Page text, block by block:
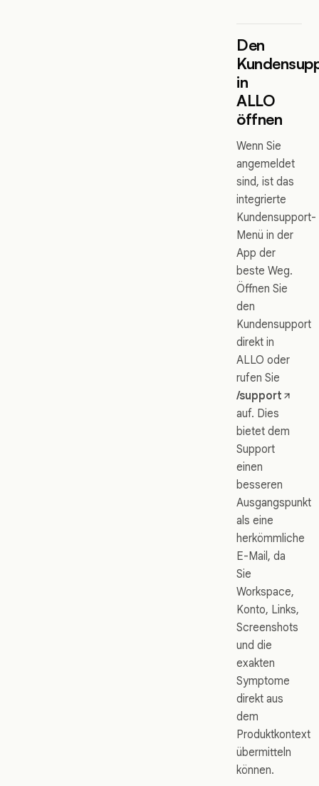
Den
in
ALLO
öffnen
Wenn Sie
angemeldet
sind, ist das
integrierte
Kundensupport-
Menü in der
App der
beste Weg.
Öffnen Sie
den
Kundensupport
direkt in
ALLO oder
rufen Sie
/support
auf. Dies
bietet dem
Support
einen
besseren
Ausgangspunkt
als eine
herkömmliche
E-Mail, da
Sie
Workspace,
Konto, Links,
Screenshots
und die
exakten
Symptome
direkt aus
dem
Produktkontext
übermitteln
können.